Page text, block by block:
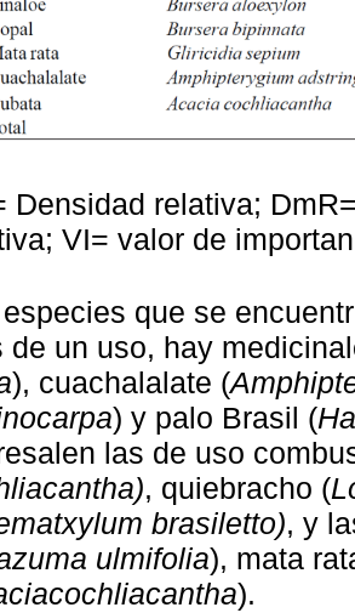
Densidad relativa;
VI= valor de
que se
de un uso, hay
), cuachalalate (
) y palo Brasil (
las de uso
, quiebracho (
brasiletto), y
ulmifolia), mata
).